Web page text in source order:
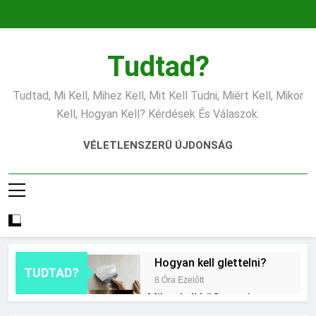
Tudtad?
Tudtad, Mi Kell, Mihez Kell, Mit Kell Tudni, Miért Kell, Mikor
Kell, Hogyan Kell? Kérdések És Válaszok.
VÉLETLENSZERŰ ÚJDONSÁG
TUDTAD?
Hogyan kell glettelni?
8 Óra Ezelőtt
Mikor kell büfiztetni a